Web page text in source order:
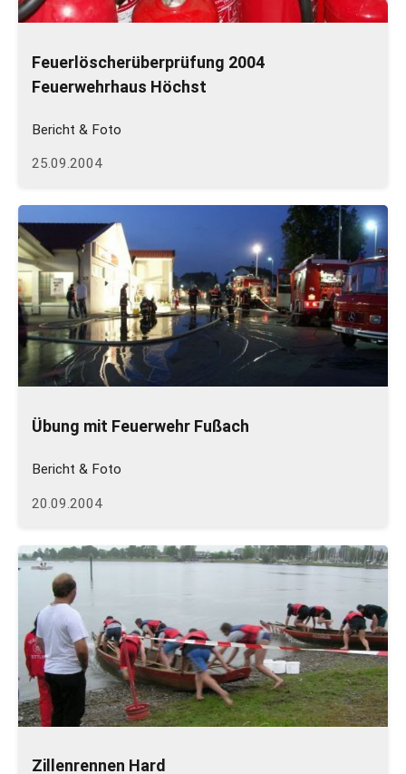
Feuerlöscherüberprüfung 2004
Feuerwehrhaus Höchst
Bericht & Foto
25.09.2004
Übung mit Feuerwehr Fußach
Bericht & Foto
20.09.2004
Zillenrennen Hard